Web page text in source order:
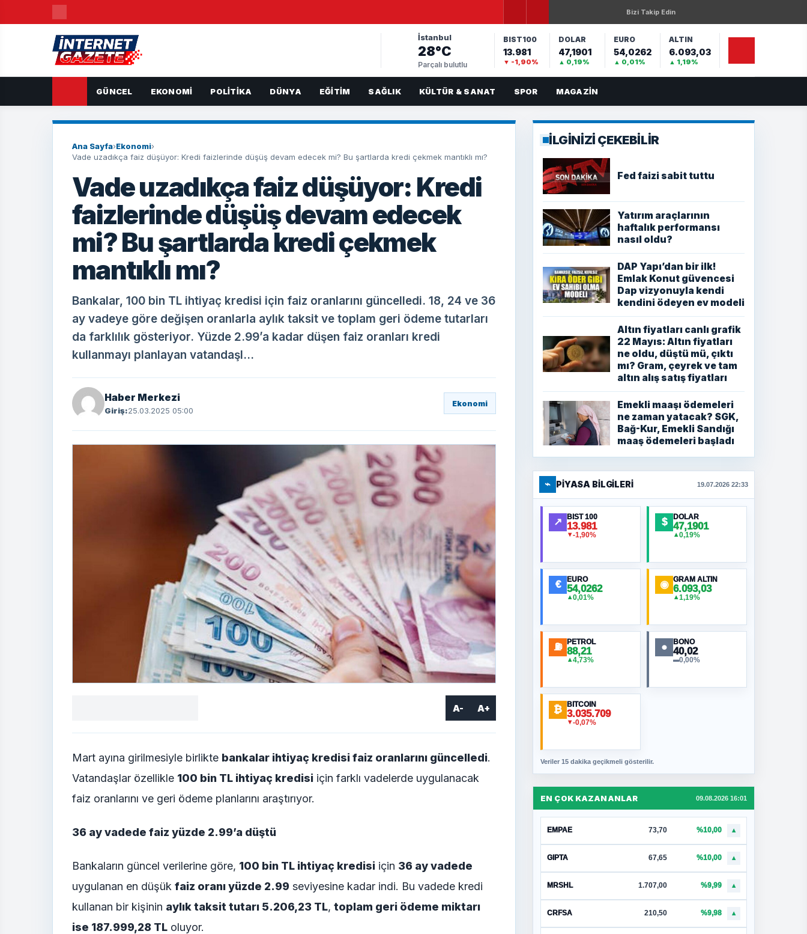
Bizi Takip Edin
İstanbul
28°C
Parçalı bulutlu
BIST100
13.981
▼ -1,90%
DOLAR
47,1901
▲ 0,19%
EURO
54,0262
▲ 0,01%
ALTIN
6.093,03
▲ 1,19%
GÜNCEL EKONOMI POLITIKA DÜNYA EĞITIM SAĞLIK KÜLTÜR & SANAT SPOR MAGAZIN
Ana Sayfa›Ekonomi›
Vade uzadıkça faiz düşüyor: Kredi faizlerinde düşüş devam edecek mi? Bu şartlarda kredi çekmek mantıklı mı?
Vade uzadıkça faiz düşüyor: Kredi
faizlerinde düşüş devam edecek
mi? Bu şartlarda kredi çekmek
mantıklı mı?
Bankalar, 100 bin TL ihtiyaç kredisi için faiz oranlarını güncelledi. 18, 24 ve 36
ay vadeye göre değişen oranlarla aylık taksit ve toplam geri ödeme tutarları
da farklılık gösteriyor. Yüzde 2.99’a kadar düşen faiz oranları kredi
kullanmayı planlayan vatandaşl...
Haber Merkezi
Giriş:25.03.2025 05:00
Ekonomi
A- A+
Mart ayına girilmesiyle birlikte bankalar ihtiyaç kredisi faiz oranlarını güncelledi.
Vatandaşlar özellikle 100 bin TL ihtiyaç kredisi için farklı vadelerde uygulanacak
faiz oranlarını ve geri ödeme planlarını araştırıyor.
36 ay vadede faiz yüzde 2.99’a düştü
Bankaların güncel verilerine göre, 100 bin TL ihtiyaç kredisi için 36 ay vadede
uygulanan en düşük faiz oranı yüzde 2.99 seviyesine kadar indi. Bu vadede kredi
kullanan bir kişinin aylık taksit tutarı 5.206,23 TL, toplam geri ödeme miktarı
ise 187.999,28 TL oluyor.
İLGİNİZİ ÇEKEBİLİR
Fed faizi sabit tuttu
Yatırım araçlarının
haftalık performansı
nasıl oldu?
DAP Yapı’dan bir ilk!
Emlak Konut güvencesi
Dap vizyonuyla kendi
kendini ödeyen ev modeli
Altın fiyatları canlı grafik
22 Mayıs: Altın fiyatları
ne oldu, düştü mü, çıktı
mı? Gram, çeyrek ve tam
altın alış satış fiyatları
Emekli maaşı ödemeleri
ne zaman yatacak? SGK,
Bağ-Kur, Emekli Sandığı
maaş ödemeleri başladı
⌁ PIYASA BILGILERI 19.07.2026 22:33
↗ BIST 100
13.981
▼-1,90%
$ DOLAR
47,1901
▲0,19%
€ EURO
54,0262
▲0,01%
◉ GRAM ALTIN
6.093,03
▲1,19%
⛽ PETROL
88,21
▲4,73%
● BONO
40,02
▬0,00%
₿ BITCOIN
3.035.709
▼-0,07%
Veriler 15 dakika geçikmeli gösterilir.
EN ÇOK KAZANANLAR 09.08.2026 16:01
EMPAE 73,70 %10,00 ▲
GIPTA 67,65 %10,00 ▲
MRSHL 1.707,00 %9,99 ▲
CRFSA 210,50 %9,98 ▲